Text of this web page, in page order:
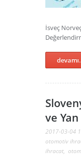
İsveç
ve
2017-03-04
otomotiv
ihracat,